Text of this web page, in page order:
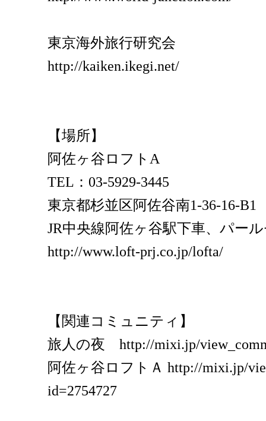
東京海外旅行研究会
http://kaiken.ikegi.net/
【場所】
阿佐ヶ谷ロフトA
TEL：03-5929-3445
東京都杉並区阿佐谷南1-36-16-B1
JR中央線阿佐ヶ谷駅下車、パー
http://www.loft-prj.co.jp/lofta/
【関連コミュニティ】
旅人の夜 http://mixi.jp/
阿佐ヶ谷ロフトＡ http://mixi.jp/
id=2754727